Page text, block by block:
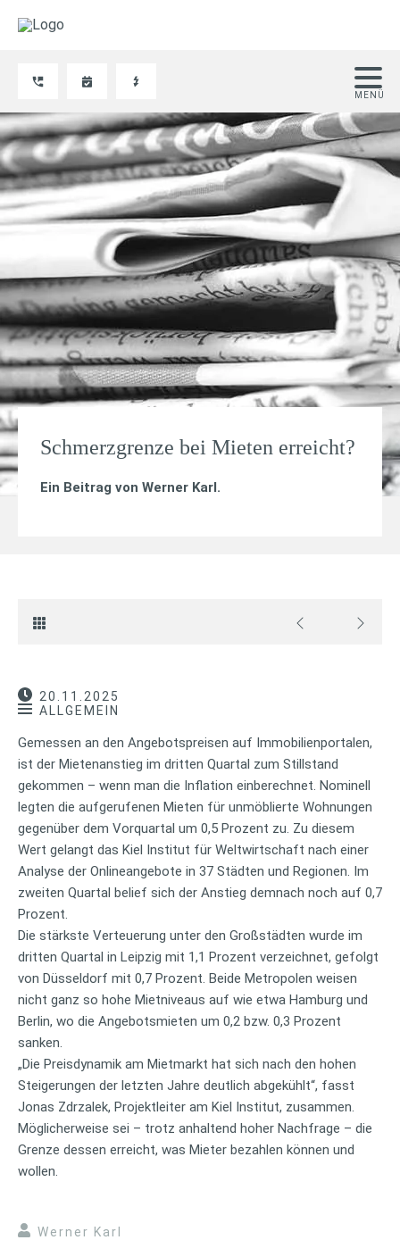
Schmerzgrenze bei Mieten erreicht?
Ein Beitrag von Werner Karl.
20.11.2025
ALLGEMEIN
Gemessen an den Angebotspreisen auf Immobilienportalen,
ist der Mietenanstieg im dritten Quartal zum Stillstand
gekommen – wenn man die Inflation einberechnet. Nominell
legten die aufgerufenen Mieten für unmöblierte Wohnungen
gegenüber dem Vorquartal um 0,5 Prozent zu. Zu diesem
Wert gelangt das Kiel Institut für Weltwirtschaft nach einer
Analyse der Onlineangebote in 37 Städten und Regionen. Im
zweiten Quartal belief sich der Anstieg demnach noch auf 0,7
Prozent.
Die stärkste Verteuerung unter den Großstädten wurde im
dritten Quartal in Leipzig mit 1,1 Prozent verzeichnet, gefolgt
von Düsseldorf mit 0,7 Prozent. Beide Metropolen weisen
nicht ganz so hohe Mietniveaus auf wie etwa Hamburg und
Berlin, wo die Angebotsmieten um 0,2 bzw. 0,3 Prozent
sanken.
„Die Preisdynamik am Mietmarkt hat sich nach den hohen
Steigerungen der letzten Jahre deutlich abgekühlt“, fasst
Jonas Zdrzalek, Projektleiter am Kiel Institut, zusammen.
Möglicherweise sei – trotz anhaltend hoher Nachfrage – die
Grenze dessen erreicht, was Mieter bezahlen können und
wollen.
Werner Karl